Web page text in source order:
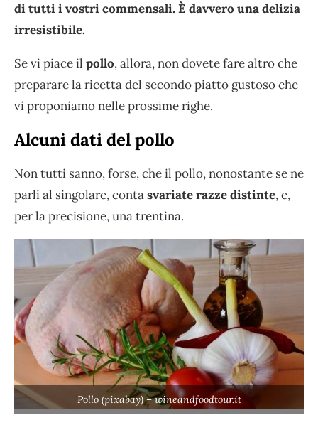
di tutti i vostri commensali. È davvero una delizia
irresistibile.
Se vi piace il pollo, allora, non dovete fare altro che
preparare la ricetta del secondo piatto gustoso che
vi proponiamo nelle prossime righe.
Alcuni dati del pollo
Non tutti sanno, forse, che il pollo, nonostante se ne
parli al singolare, contasvariate razze distinte, e,
per la precisione, una trentina.
Pollo (pixabay) – wineandfoodtour.it